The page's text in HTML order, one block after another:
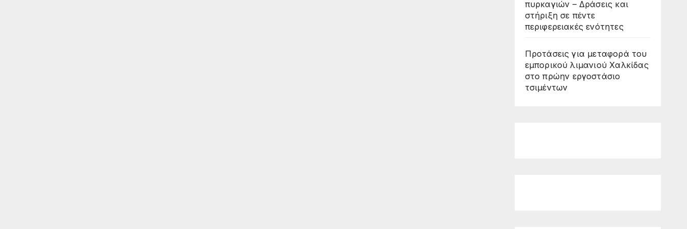
πυρκαγιών – Δράσεις και
στήριξη σε πέντε
περιφερειακές ενότητες
Προτάσεις για μεταφορά του
εμπορικού λιμανιού Χαλκίδας
στο πρώην εργοστάσιο
τσιμέντων